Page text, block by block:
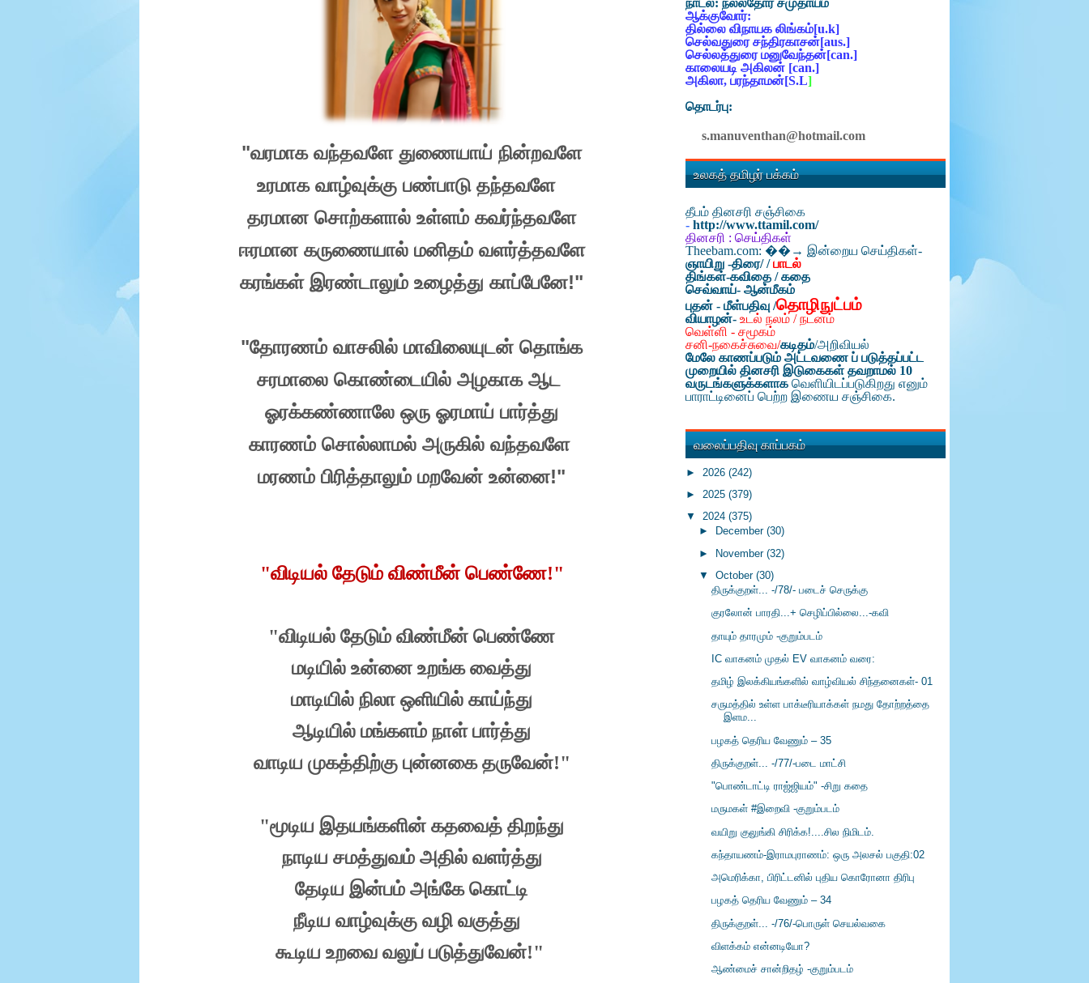
"வரமாக வந்தவளே துணையாய் நின்றவளே
உரமாக வாழ்வுக்கு பண்பாடு தந்தவளே
தரமான சொற்களால் உள்ளம் கவர்ந்தவளே
ஈரமான கருணையால் மனிதம் வளர்த்தவளே
கரங்கள் இரண்டாலும் உழைத்து காப்பேனே!"
"தோரணம் வாசலில் மாவிலையுடன் தொங்க
சரமாலை கொண்டையில் அழகாக ஆட
ஓரக்கண்ணாலே ஒரு ஓரமாய் பார்த்து
காரணம் சொல்லாமல் அருகில் வந்தவளே
மரணம் பிரித்தாலும் மறவேன் உன்னை!"
"விடியல் தேடும் விண்மீன் பெண்ணே!"
"விடியல் தேடும் விண்மீன் பெண்ணே
மடியில் உன்னை உறங்க வைத்து
மாடியில் நிலா ஒளியில் காய்ந்து
ஆடியில் மங்களம் நாள் பார்த்து
வாடிய முகத்திற்கு புன்னகை தருவேன்!"
"மூடிய இதயங்களின் கதவைத் திறந்து
நாடிய சமத்துவம் அதில் வளர்த்து
தேடிய இன்பம் அங்கே கொட்டி
நீடிய வாழ்வுக்கு வழி வகுத்து
கூடிய உறவை வலுப் படுத்துவேன்!"
நாடல்: நல்லதோர் சமுதாயம்
ஆக்குவோர்:
தில்லை விநாயக லிங்கம்[u.k]
செல்வதுரை சந்திரகாசன்[aus.]
செல்லத்துரை மனுவேந்தன்[can.]
காலையடி அகிலன் [can.]
அகிலா, பரந்தாமன்[S.L]
தொடர்பு:
s.manuventhan@hotmail.com
உலகத் தமிழர் பக்கம்
தீபம் தினசரி சஞ்சிகை
- http://www.ttamil.com/
தினசரி : செய்திகள்
Theebam.com: ��→ இன்றைய செய்திகள்-
ஞாயிறு -திரை//பாடல்
திங்கள்-கவிதை / கதை
செவ்வாய்- ஆன்மீகம்
புதன் - மீள்பதிவு /தொழிநுட்பம்
வியாழன்- உடல் நலம் / நடனம்
வெள்ளி - சமூகம்
சனி-நகைச்சுவை/கடிதம்/அறிவியல்
மேலே காணப்படும் அட்டவணை ப் படுத்தப்பட்ட
முறையில் தினசரி இடுகைகள் தவறாமல் 10
வருடங்களுக்களாக வெளியிடப்படுகிறது எனும்
பாராட்டினைப் பெற்ற இணைய சஞ்சிகை.
வலைப்பதிவு காப்பகம்
► 2026 (242)
► 2025 (379)
▼ 2024 (375)
►
December (30)
► November (32)
▼ October (30)
திருக்குறள்... -/78/- படைச் செருக்கு
குரலோன் பாரதி...+ செழிப்பில்லை...-கவி
தாயும் தாரமும் -குறும்படம்
IC வாகனம் முதல் EV வாகனம் வரை:
தமிழ் இலக்கியங்களில் வாழ்வியல் சிந்தனைகள்- 01
சருமத்தில் உள்ள பாக்டீரியாக்கள் நமது தோற்றத்தை
இளம...
பழகத் தெரிய வேணும் – 35
திருக்குறள்... -/77/-படை மாட்சி
"பொண்டாட்டி ராஜ்ஜியம்" -சிறு கதை
மருமகள் #இறைவி -குறும்படம்
வயிறு குலுங்கி சிரிக்க!....சில நிமிடம்.
கந்தாயணம்-இராமபுராணம்: ஒரு அலசல் பகுதி:02
அமெரிக்கா, பிரிட்டனில் புதிய கொரோனா திரிபு
பழகத் தெரிய வேணும் – 34
திருக்குறள்... -/76/-பொருள் செயல்வகை
விளக்கம் என்னடியோ?
ஆண்மைச் சான்றிதழ் -குறும்படம்